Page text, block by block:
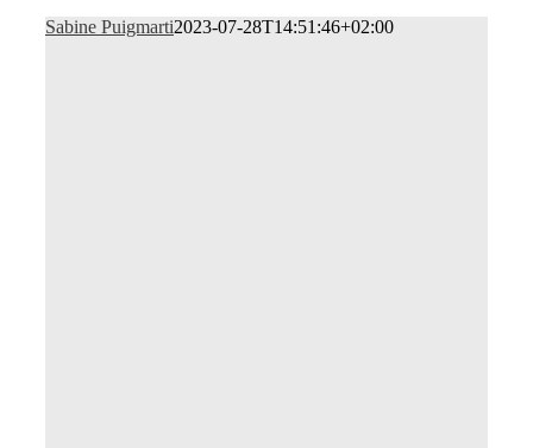
Sabine Puigmarti2023-07-28T14:51:46+02:00